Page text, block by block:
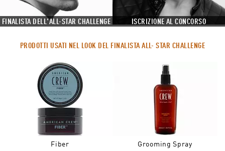
FINALISTA DELL'ALL-STAR CHALLENGE ISCRIZIONE AL CONCORSO
PRODOTTI USATI NEL LOOK DEL FINALISTA ALL- STAR CHALLENGE
Fiber Grooming Spray